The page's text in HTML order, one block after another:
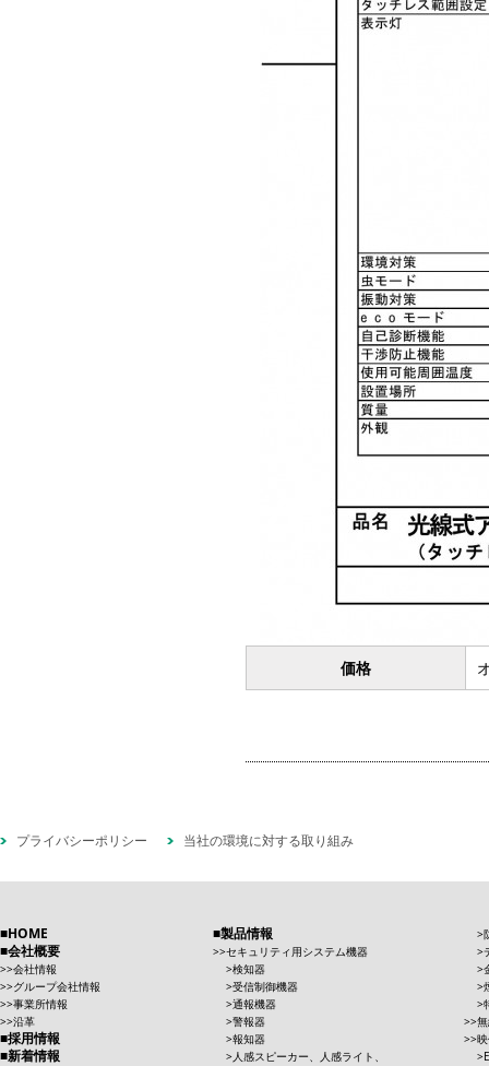
価格
プライバシーポリシー 当社の環境に対する取り組み
HOME
会社概要
会社情報
グループ会社情報
事業所情報
沿革
採用情報
新着情報
製品情報
セキュリティ用システム機器
検知器
受信制御機器
通報機器
警報器
報知器
人感スピーカー、人感ライト、